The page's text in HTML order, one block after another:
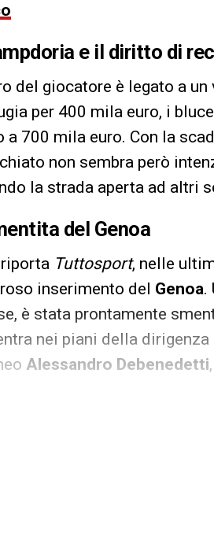
e il diritto di
del giocatore è legato a
per 400 mila euro, i
a 700 mila euro. Con la
non sembra però
la strada aperta ad altri
del Genoa
Tuttosport, nelle
inserimento del Genoa.
è stata prontamente
nei piani della
Alessandro Debenedetti